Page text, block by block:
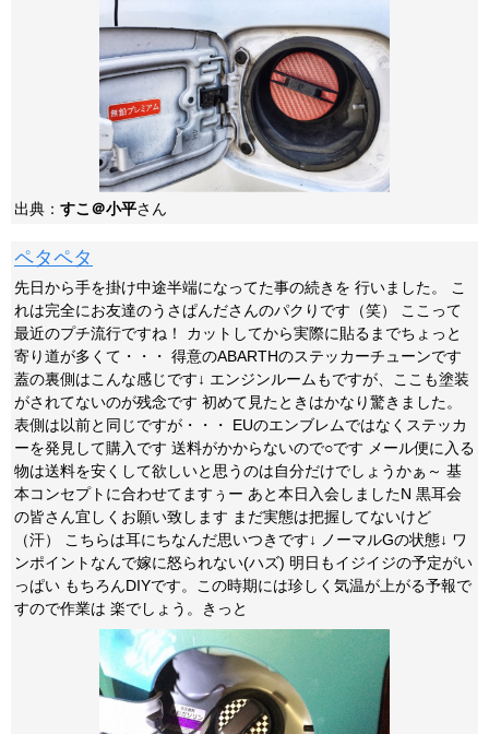
出典： すこ＠小平さん
ペタペタ
先日から手を掛け中途半端になってた事の続きを 行いました。 こ
れは完全にお友達のうさぱんださんのパクりです（笑） ここって
最近のプチ流行ですね！ カットしてから実際に貼るまでちょっと
寄り道が多くて・・・ 得意のABARTHのステッカーチューンです
蓋の裏側はこんな感じです↓ エンジンルームもですが、ここも塗装
がされてないのが残念です 初めて見たときはかなり驚きました。
表側は以前と同じですが・・・ EUのエンブレムではなくステッカ
ーを発見して購入です 送料がかからないので○です メール便に入る
物は送料を安くして欲しいと思うのは自分だけでしょうかぁ～ 基
本コンセプトに合わせてますぅー あと本日入会しましたN 黒耳会
の皆さん宜しくお願い致します まだ実態は把握してないけど
（汗） こちらは耳にちなんだ思いつきです↓ ノーマルGの状態↓ ワ
ンポイントなんで嫁に怒られない(ハズ) 明日もイジイジの予定がい
っぱい もちろんDIYです。この時期には珍しく気温が上がる予報で
すので作業は 楽でしょう。きっと